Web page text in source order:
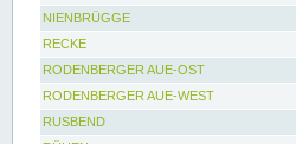
NIENBRÜGGE
RECKE
RODENBERGER AUE-OST
RODENBERGER AUE-WEST
RUSBEND